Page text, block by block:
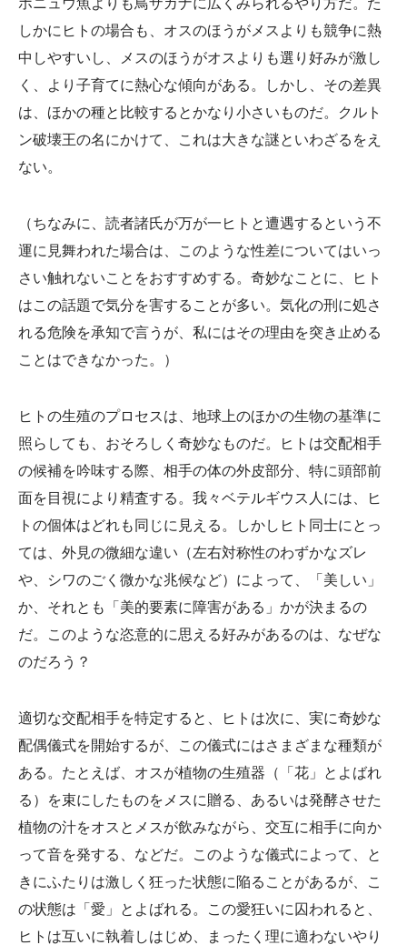
しかにヒトの場合も、オスのほうがメスよりも競争に熱
中しやすいし、メスのほうがオスよりも選り好みが激し
く、より子育てに熱心な傾向がある。しかし、その差異
は、ほかの種と比較するとかなり小さいものだ。クルト
ン破壊王の名にかけて、これは大きな謎といわざるをえ
ない。
（ちなみに、読者諸氏が万が一ヒトと遭遇するという不
運に見舞われた場合は、このような性差についてはいっ
さい触れないことをおすすめする。奇妙なことに、ヒト
はこの話題で気分を害することが多い。気化の刑に処さ
れる危険を承知で言うが、私にはその理由を突き止める
ことはできなかった。）
ヒトの生殖のプロセスは、地球上のほかの生物の基準に
照らしても、おそろしく奇妙なものだ。ヒトは交配相手
の候補を吟味する際、相手の体の外皮部分、特に頭部前
面を目視により精査する。我々ベテルギウス人には、ヒ
トの個体はどれも同じに見える。しかしヒト同士にとっ
ては、外見の微細な違い（左右対称性のわずかなズレ
や、シワのごく微かな兆候など）によって、「美しい」
か、それとも「美的要素に障害がある」かが決まるの
だ。このような恣意的に思える好みがあるのは、なぜな
のだろう？
適切な交配相手を特定すると、ヒトは次に、実に奇妙な
配偶儀式を開始するが、この儀式にはさまざまな種類が
ある。たとえば、オスが植物の生殖器（「花」とよばれ
る）を束にしたものをメスに贈る、あるいは発酵させた
植物の汁をオスとメスが飲みながら、交互に相手に向か
って音を発する、などだ。このような儀式によって、と
きにふたりは激しく狂った状態に陥ることがあるが、こ
の状態は「愛」とよばれる。この愛狂いに囚われると、
ヒトは互いに執着しはじめ、まったく理に適わないやり